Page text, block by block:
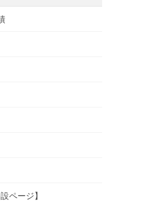
ページ】